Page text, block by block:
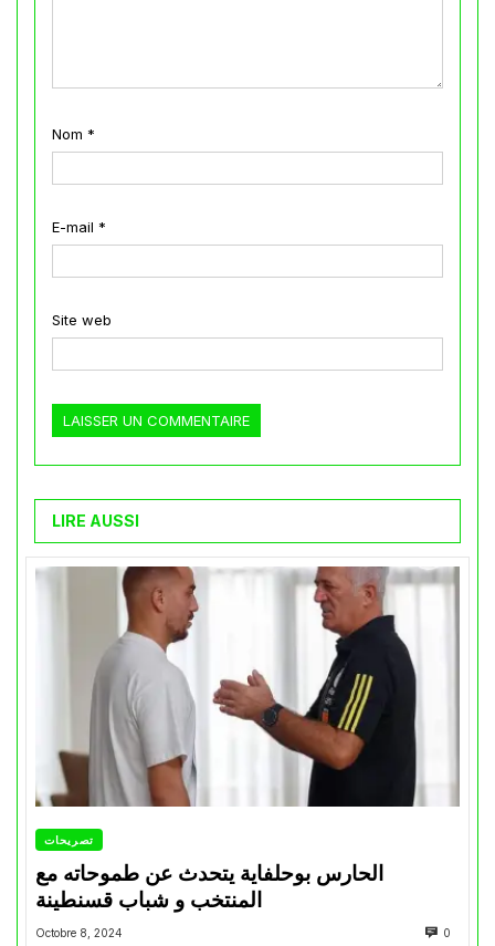
Nom *
E-mail *
Site web
LIRE AUSSI
تصريحات
الحارس بوحلفاية يتحدث عن طموحاته مع
المنتخب و شباب قسنطينة
Octobre 8, 2024 0